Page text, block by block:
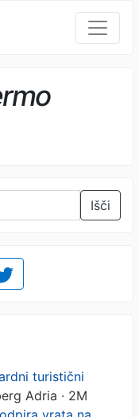
Išči
turistični
Adria · 2M